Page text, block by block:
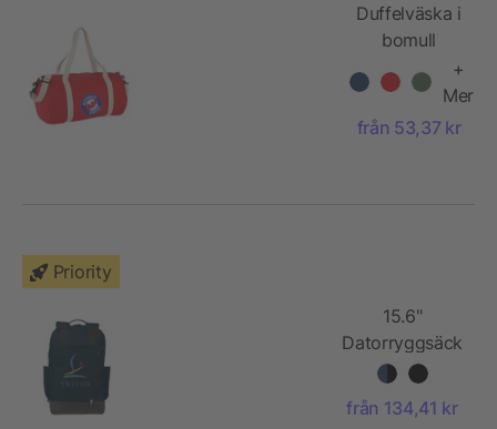
Duffelväska i
bomull
+
Mer
från 53,37 kr
Priority
15.6"
Datorryggsäck
från 134,41 kr